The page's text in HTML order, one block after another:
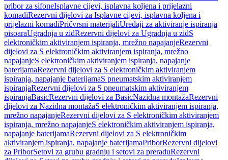
pribor za sifoneIsplavne cijevi, isplavna koljena i prijelazni
komadiRezervni dijelovi za Isplavne cijevi, isplavna koljena i
prijelazni komadiPričvrsni materijaliUređaji za aktiviranje ispiranja
pisoaraUgradnja u zidRezervni dijelovi za Ugradnja u zidS
elektroničkim aktiviranjem ispiranja, mrežno napajanjeRezervni
dijelovi za S elektroničkim aktiviranjem ispiranja, mrežno
napajanjeS elektroničkim aktiviranjem ispiranja, napajanje
baterijamaRezervni dijelovi za S elektroničkim aktiviranjem
ispiranja, napajanje baterijamaS pneumatskim aktiviranjem
ispiranjaRezervni dijelovi za S pneumatskim aktiviranjem
ispiranjaBasicRezervni dijelovi za BasicNazidna montažaRezervni
dijelovi za Nazidna montažaS elektroničkim aktiviranjem ispiranja,
mrežno napajanjeRezervni dijelovi za S elektroničkim aktiviranjem
ispiranja, mrežno napajanjeS elektroničkim aktiviranjem ispiranja,
napajanje baterijamaRezervni dijelovi za S elektroničkim
aktiviranjem ispiranja, napajanje baterijamaPriborRezervni dijelovi
za PriborSetovi za grubu gradnju i setovi za preraduRezervni